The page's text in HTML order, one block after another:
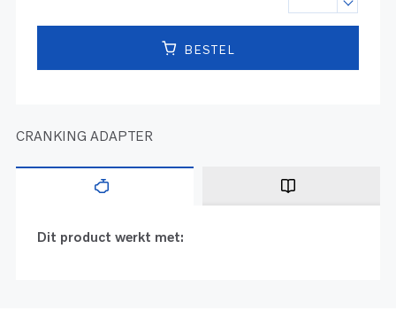
BESTEL
CRANKING ADAPTER
Dit product werkt met: